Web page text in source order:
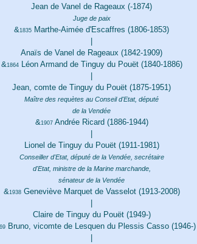
Jean de Vanel de Rageaux (-1874)
Juge de paix
&1835 Marthe-Aimée d'Escaffres (1806-1853)
Anaïs de Vanel de Rageaux (1842-1909)
&1864Léon Armand de Tinguy du Pouët (1840-1886)
Jean, comte de Tinguy du Pouët (1875-1951)
Maître des requètes au Conseil d'Etat, député
de la Vendée
&1907Andrée Ricard (1886-1944)
Lionel de Tinguy du Pouët (1911-1981)
Conseiller d'Etat, député de la Vendée, secrétaire
d'Etat, ministre de la Marine marchande,
sénateur de la Vendée
&1938Geneviève Marquet de Vasselot (1913-2008)
Claire de Tinguy du Pouët (1949-)
Bruno, vicomte de Lesquen du Plessis Casso (1946-)